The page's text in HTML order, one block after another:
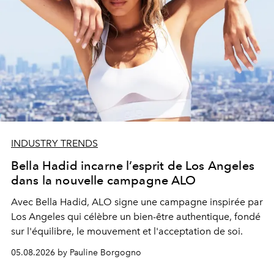
INDUSTRY TRENDS
Bella Hadid incarne l’esprit de Los Angeles
dans la nouvelle campagne ALO
Avec Bella Hadid, ALO signe une campagne inspirée par
Los Angeles qui célèbre un bien-être authentique, fondé
sur l'équilibre, le mouvement et l'acceptation de soi.
05.08.2026 by Pauline Borgogno